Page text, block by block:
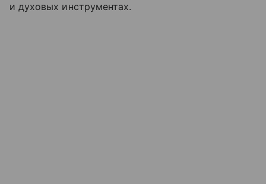
и духовых инструментах.